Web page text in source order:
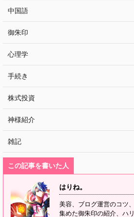
中国語
御朱印
心理学
手続き
株式投資
神様紹介
雑記
この記事を書いた人
はりね。
美容、ブログ運営のコツ、
集めた御朱印の紹介、ハリ